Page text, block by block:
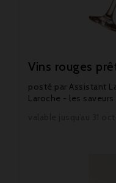
Vins rouges
posté par Assistant
Laroche - les saveurs